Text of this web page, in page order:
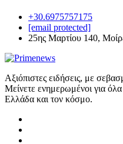
+30.6975757175
[email protected]
25ης Μαρτίου 140,
Αξιόπιστες ειδήσεις, με
Μείνετε ενημερωμένοι για
Ελλάδα και τον κόσμο.